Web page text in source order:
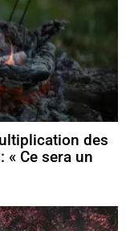
des
Ce sera un